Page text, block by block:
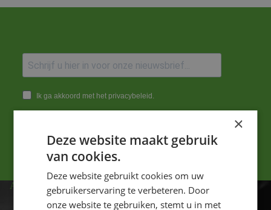
Ik ga akkoord met het privacybeleid.
ADRES
×
Deze website maakt gebruik
van cookies.
Deze website gebruikt cookies om uw
gebruikerservaring te verbeteren. Door
onze website te gebruiken, stemt u in met